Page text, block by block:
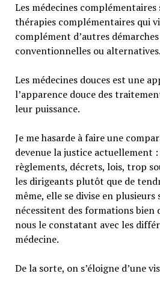
Les médecines
thérapies complémentaires qui
complément d’autres
conventionnelles ou alternatives.
Les médecines douces est une
l’apparence douce des
leur puissance.
Je me hasarde à faire une
devenue la justice actuellement :
règlements, décrets, lois, trop
les dirigeants plutôt que de
même, elle se divise en plusieurs
nécessitent des formations bien
nous le constatant avec les
médecine.
De la sorte, on s’éloigne d’une